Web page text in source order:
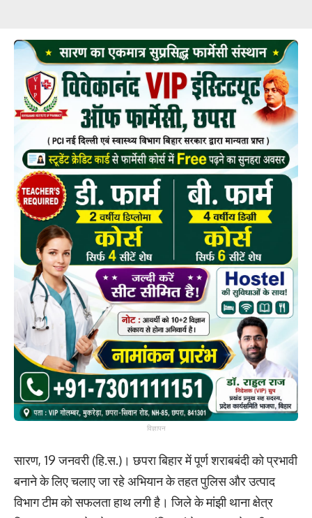
विज्ञापन
सारण, 19 जनवरी (हि.स.)। छपरा बिहार में पूर्ण शराबबंदी को प्रभावी
बनाने के लिए चलाए जा रहे अभियान के तहत पुलिस और उत्पाद
विभाग टीम को सफलता हाथ लगी है। जिले के मांझी थाना क्षेत्र